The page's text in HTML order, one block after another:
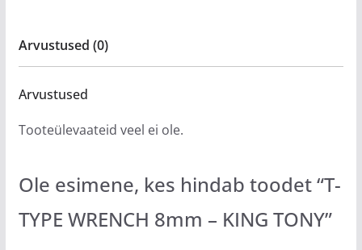
Arvustused (0)
Arvustused
Tooteülevaateid veel ei ole.
Ole esimene, kes hindab toodet “T-
TYPE WRENCH 8mm – KING TONY”